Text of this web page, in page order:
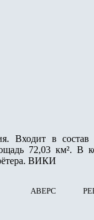
Входит в состав
72,03 км². В
ВИКИ
АВЕРС